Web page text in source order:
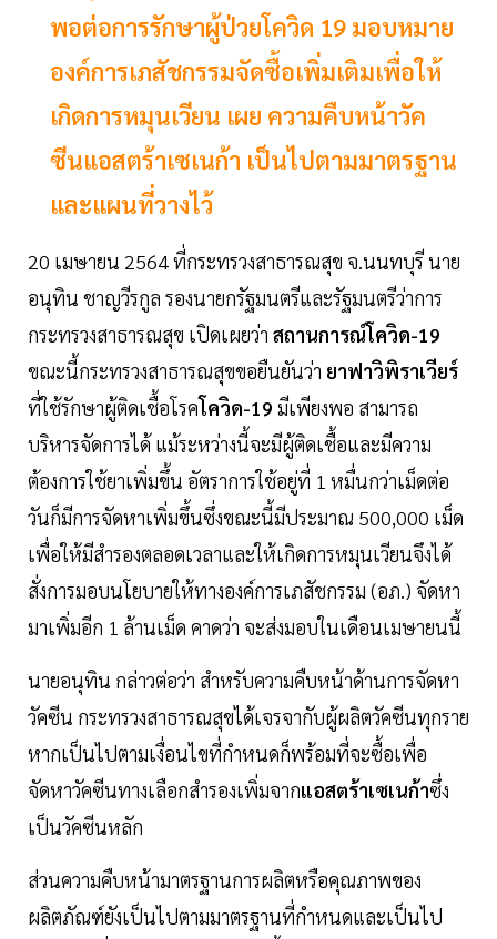
พอต่อการรักษาผู้ป่วยโควิด 19 มอบหมาย
องค์การเภสัชกรรมจัดซื้อเพิ่มเติมเพื่อให้
เกิดการหมุนเวียน เผย ความคืบหน้าวัค
ซีนแอสตร้าเซเนก้า เป็นไปตามมาตรฐาน
และแผนที่วางไว้
20 เมษายน 2564 ที่กระทรวงสาธารณสุข จ.นนทบุรี นาย
อนุทิน ชาญวีรกูล รองนายกรัฐมนตรีและรัฐมนตรีว่าการ
กระทรวงสาธารณสุข เปิดเผยว่า สถานการณ์โควิด-19
ขณะนี้กระทรวงสาธารณสุขขอยืนยันว่า ยาฟาวิพิราเวียร์
ที่ใช้รักษาผู้ติดเชื้อโรคโควิด-19 มีเพียงพอ สามารถ
บริหารจัดการได้ แม้ระหว่างนี้จะมีผู้ติดเชื้อและมีความ
ต้องการใช้ยาเพิ่มขึ้น อัตราการใช้อยู่ที่ 1 หมื่นกว่าเม็ดต่อ
วันก็มีการจัดหาเพิ่มขึ้นซึ่งขณะนี้มีประมาณ 500,000 เม็ด
เพื่อให้มีสำรองตลอดเวลาและให้เกิดการหมุนเวียนจึงได้
สั่งการมอบนโยบายให้ทางองค์การเภสัชกรรม (อภ.) จัดหา
มาเพิ่มอีก 1 ล้านเม็ด คาดว่า จะส่งมอบในเดือนเมษายนนี้
นายอนุทิน กล่าวต่อว่า สำหรับความคืบหน้าด้านการจัดหา
วัคซีน กระทรวงสาธารณสุขได้เจรจากับผู้ผลิตวัคซีนทุกราย
หากเป็นไปตามเงื่อนไขที่กำหนดก็พร้อมที่จะซื้อเพื่อ
จัดหาวัคซีนทางเลือกสำรองเพิ่มจากแอสตร้าเซเนก้าซึ่ง
เป็นวัคซีนหลัก
ส่วนความคืบหน้ามาตรฐานการผลิตหรือคุณภาพของ
ผลิตภัณฑ์ยังเป็นไปตามมาตรฐานที่กำหนดและเป็นไป